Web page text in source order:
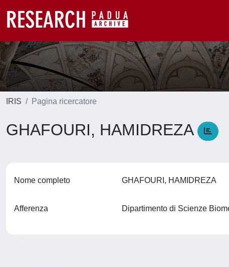
IRIS Pagina ricercatore
GHAFOURI, HAMIDREZA
Nome completo GHAFOURI, HAMIDREZA
Afferenza Dipartimento di Scienze